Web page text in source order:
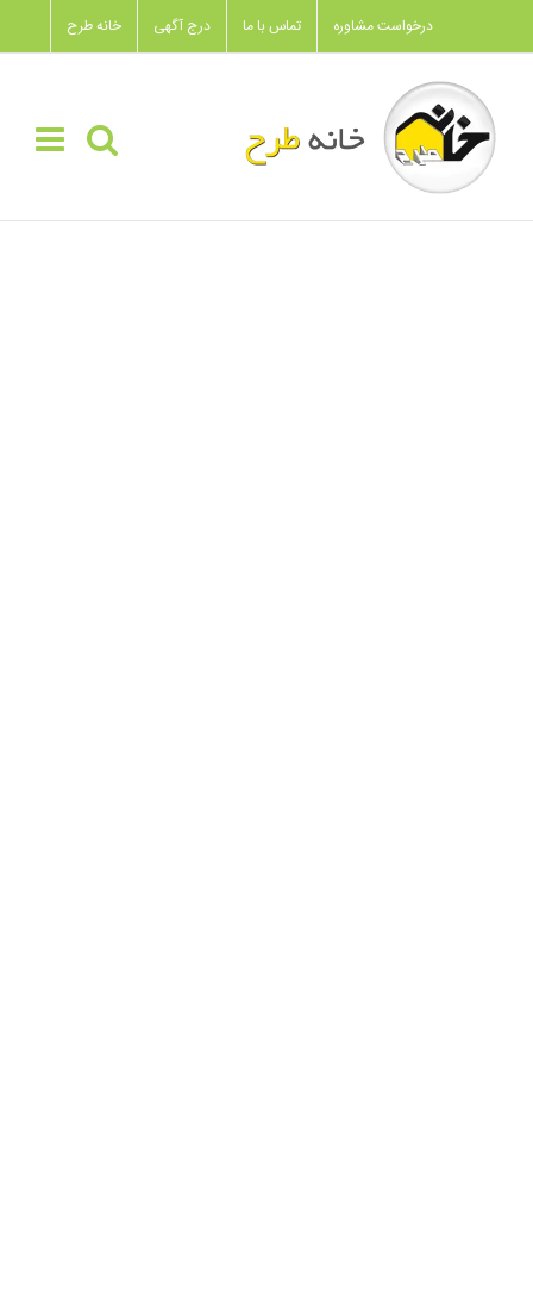
to
content
خانه طرح درج آگهی تماس با ما درخواست مشاوره